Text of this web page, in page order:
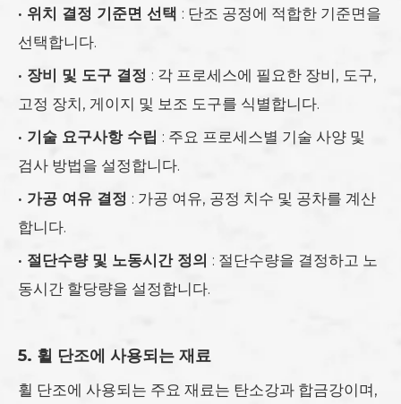
· 위치 결정 기준면 선택 : 단조 공정에 적합한 기준면을
선택합니다.
· 장비 및 도구 결정 : 각 프로세스에 필요한 장비, 도구,
고정 장치, 게이지 및 보조 도구를 식별합니다.
· 기술 요구사항 수립 : 주요 프로세스별 기술 사양 및
검사 방법을 설정합니다.
· 가공 여유 결정 : 가공 여유, 공정 치수 및 공차를 계산
합니다.
· 절단수량 및 노동시간 정의 : 절단수량을 결정하고 노
동시간 할당량을 설정합니다.
5. 휠 단조에 사용되는 재료
휠 단조에 사용되는 주요 재료는 탄소강과 합금강이며,